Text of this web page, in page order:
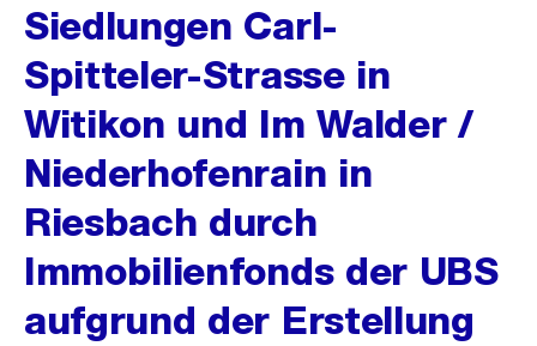
Siedlungen Carl-
Spitteler-Strasse in
Witikon und Im Walder /
Niederhofenrain in
Riesbach durch
Immobilienfonds der UBS
aufgrund der Erstellung